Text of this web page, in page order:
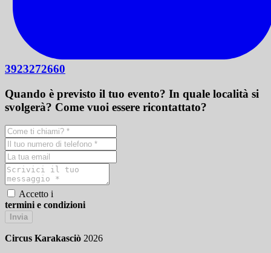
3923272660
Quando è previsto il tuo evento? In quale località si
svolgerà? Come vuoi essere ricontattato?
Accetto i
termini e condizioni
Invia
Circus Karakasciò 2026